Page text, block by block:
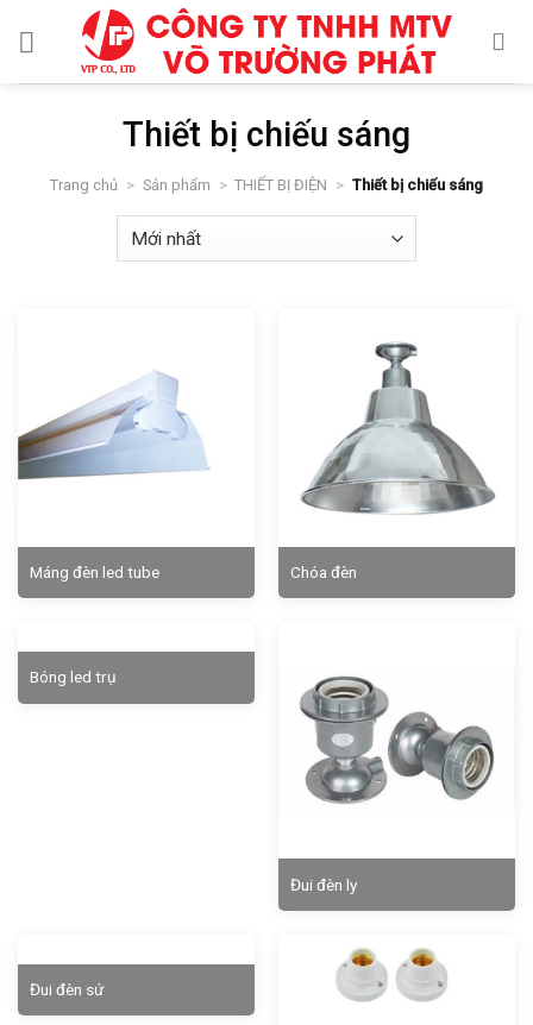
Thiết bị chiếu sáng
Trang chủ > Sản phẩm > THIẾT BỊ ĐIỆN > Thiết bị chiếu sáng
Máng đèn led tube Chóa đèn
Bóng led trụ
Đui đèn ly
Đui đèn sứ